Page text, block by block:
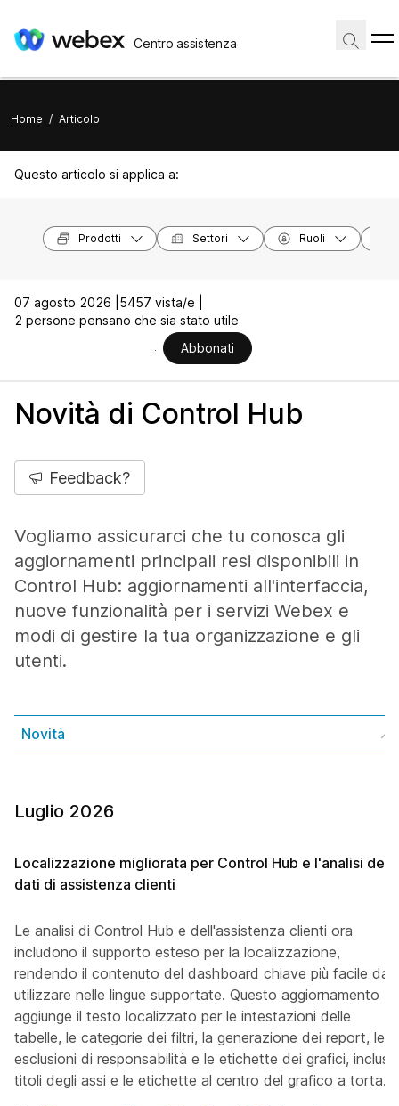
Centro assistenza
Home / Articolo
Questo articolo si applica a:
Prodotti Settori Ruoli
07 agosto 2026 | 5457 vista/e |
2 persone pensano che sia stato utile
Abbonati
Novità di Control Hub
Feedback?
Vogliamo assicurarci che tu conosca gli
aggiornamenti principali resi disponibili in
Control Hub: aggiornamenti all'interfaccia,
nuove funzionalità per i servizi Webex e
modi di gestire la tua organizzazione e gli
utenti.
Novità
Luglio 2026
Localizzazione migliorata per Control Hub e l'analisi dei
dati di assistenza clienti
Le analisi di Control Hub e dell'assistenza clienti ora
includono il supporto esteso per la localizzazione,
rendendo il contenuto del dashboard chiave più facile da
utilizzare nelle lingue supportate. Questo aggiornamento
aggiunge il testo localizzato per le intestazioni delle
tabelle, le categorie dei filtri, la generazione dei report, le
esclusioni di responsabilità e le etichette dei grafici, inclusi i
titoli degli assi e le etichette al centro del grafico a torta.